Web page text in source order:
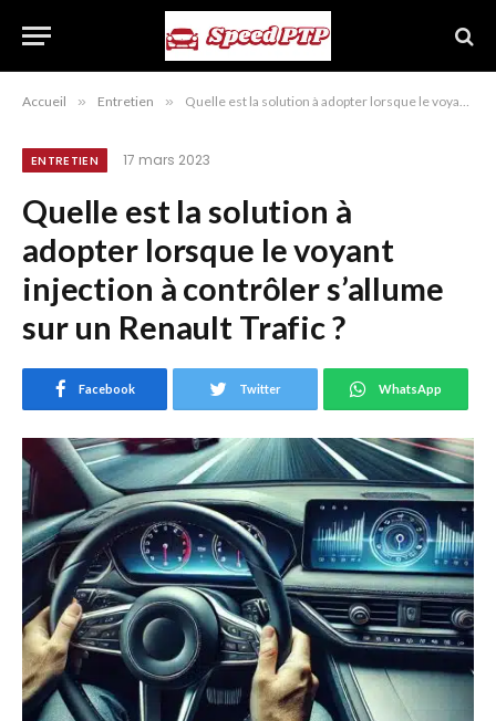
Accueil » Entretien » Quelle est la solution à adopter lorsque le voyant injection à contrôler s’allume sur un Renault Trafic ?
ENTRETIEN 17 mars 2023
Quelle est la solution à
adopter lorsque le voyant
injection à contrôler s’allume
sur un Renault Trafic ?
Facebook Twitter WhatsApp